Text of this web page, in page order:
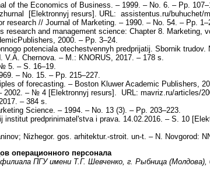
of the Economics of Business. – 1999. – No. 6. – Pp.
[Elektronnyj resurs]. URL: assistentus.ru/buhuchet/
research // Journal of Marketing. – 1990. – No. 54. – Pp.
research and management science: Chapter 8. Marketing,
2000. – Pp. 3–24.
potenciala otechestvennyh predprijatij. Sbornik
V.A. Chernova. – M.: KNORUS, 2017. – 178 s.
5. – S. 16–19.
– No. 15. – Pp. 215–227.
of forecasting. – Boston Kluwer Academic Publishers,
– № 4 [Elektronnyj resurs]. URL: mavriz.ru/articles/
– 384 s.
Science. – 1994. – No. 13 (3). – Pp. 203–223.
predprinimatel'stva i prava. 14.02.2016. – S. 10
Nizhegor. gos. arhitektur.-stroit. un-t. – N. Novgorod:
операционного персонала
филиала ПГУ имени Т.Г. Шевченко, г. Рыбница (Молдова),